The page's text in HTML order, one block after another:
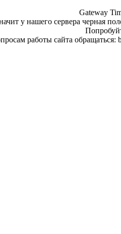
Gateway
у нашего сервера черная
работы сайта